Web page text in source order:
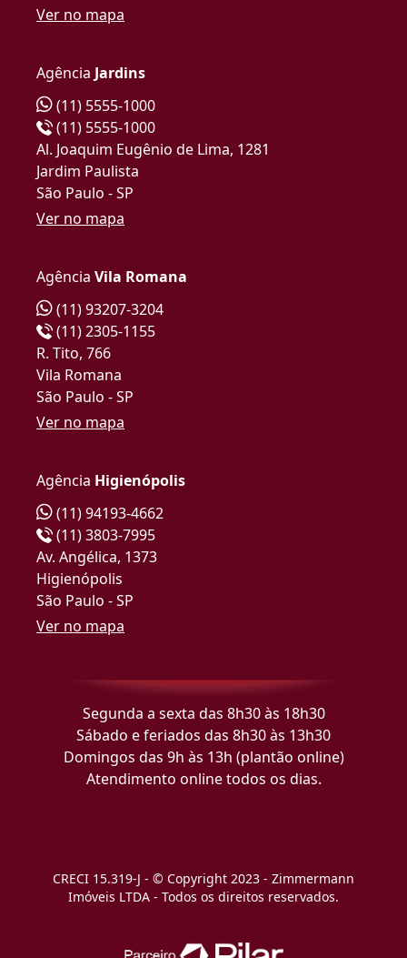
Ver no mapa
Agência Jardins
(11) 5555-1000
(11) 5555-1000
Al. Joaquim Eugênio de Lima, 1281
Jardim Paulista
São Paulo - SP
Ver no mapa
Agência Vila Romana
(11) 93207-3204
(11) 2305-1155
R. Tito, 766
Vila Romana
São Paulo - SP
Ver no mapa
Agência Higienópolis
(11) 94193-4662
(11) 3803-7995
Av. Angélica, 1373
Higienópolis
São Paulo - SP
Ver no mapa
Segunda a sexta das 8h30 às 18h30
Sábado e feriados das 8h30 às 13h30
Domingos das 9h às 13h (plantão online)
Atendimento online todos os dias.
CRECI 15.319-J - © Copyright 2023 - Zimmermann
Imóveis LTDA - Todos os direitos reservados.